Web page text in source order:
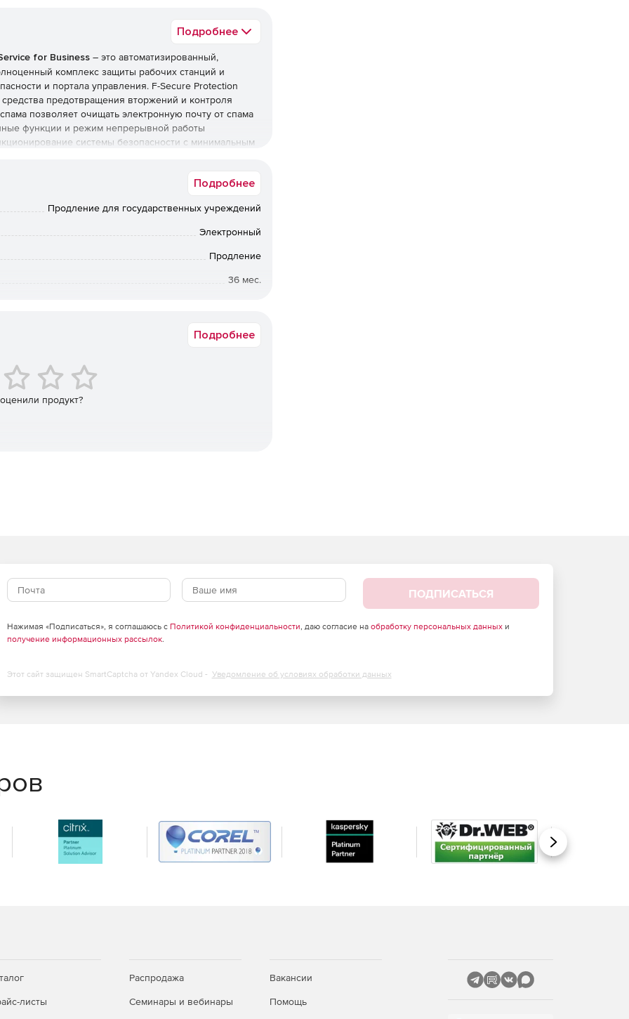
Подробнее
for Business – это автоматизированный,
комплекс защиты рабочих станций и
и портала управления. F-Secure Protection
предотвращения вторжений и контроля
позволяет очищать электронную почту от спама
функции и режим непрерывной работы
системы безопасности с минимальным
Windows и компьютеры Mac, файловые серверы и
Благодаря решению F-Secure Protection
угроз.
до 4 недель давности.
вторжений и контроль приложений.
Подробнее
Продление для государственных учреждений
Электронный
Продление
36 мес.
Подробнее
продукт?
ПОДПИСАТЬСЯ
Нажимая «Подписаться», я соглашаюсь с Политикой конфиденциальности, даю согласие на обработку персональных данныхи
получение информационных рассылок.
Этот сайт защищен SmartCaptcha от Yandex Cloud - Уведомление об условиях обработки данных
Вперед
листы
Распродажа
Семинары и вебинары
Вакансии
Помощь